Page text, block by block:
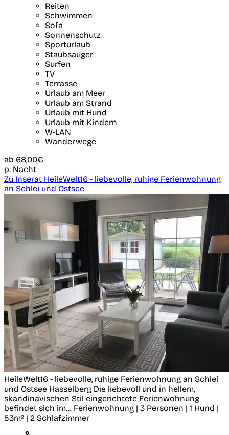
Reiten
Schwimmen
Sofa
Sonnenschutz
Sporturlaub
Staubsauger
Surfen
TV
Terrasse
Urlaub am Meer
Urlaub am Strand
Urlaub mit Hund
Urlaub mit Kindern
W-LAN
Wanderwege
ab 68,00€
p. Nacht
Zu Inserat HeileWelt16 - liebevolle, ruhige Ferienwohnung
an Schlei und Ostsee
HeileWelt16 - liebevolle, ruhige Ferienwohnung an Schlei
und Ostsee Hasselberg Die liebevoll und in hellem,
skandinavischen Stil eingerichtete Ferienwohnung
befindet sich im... Ferienwohnung | 3 Personen | 1 Hund |
53m² | 2 Schlafzimmer